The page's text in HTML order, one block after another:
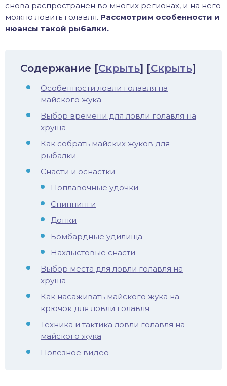
снова распространен во многих регионах, и на него
можно ловить голавля. Рассмотрим особенности и
нюансы такой рыбалки.
Содержание [Скрыть] [Скрыть]
Особенности ловли голавля на
майского жука
Выбор времени для ловли голавля на
хруща
Как собрать майских жуков для
рыбалки
Снасти и оснастки
Поплавочные удочки
Спиннинги
Донки
Бомбардные удилища
Нахлыстовые снасти
Выбор места для ловли голавля на
хруща
Как насаживать майского жука на
крючок для ловли голавля
Техника и тактика ловли голавля на
майского жука
Полезное видео